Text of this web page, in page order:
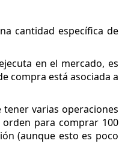
cantidad específica de
en el mercado, es
compra está asociada a
varias operaciones
para comprar 100
(aunque esto es poco